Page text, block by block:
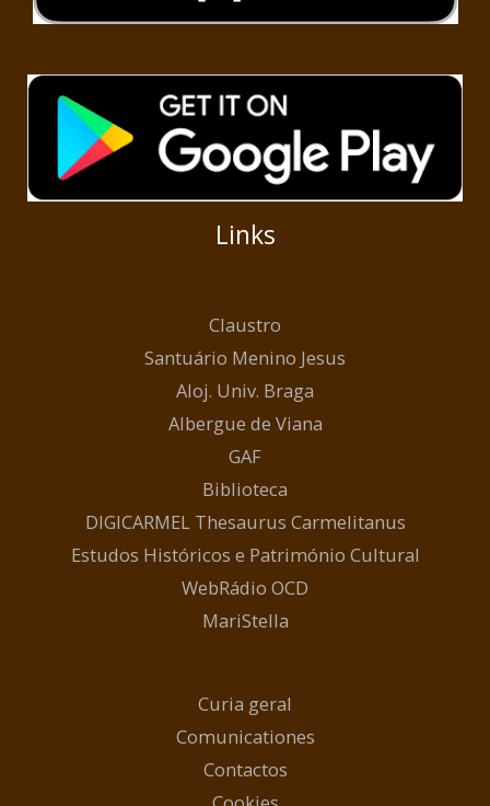
Links
Claustro
Santuário Menino Jesus
Aloj. Univ. Braga
Albergue de Viana
GAF
Biblioteca
DIGICARMEL Thesaurus Carmelitanus
Estudos Históricos e Património Cultural
WebRádio OCD
MariStella
Curia geral
Comunicationes
Contactos